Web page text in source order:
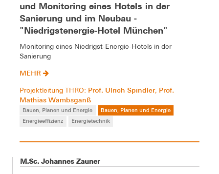
und Monitoring eines Hotels in der
Sanierung und im Neubau -
"Niedrigstenergie-Hotel München"
Monitoring eines Niedrigst-Energie-Hotels in der
Sanierung
MEHR
Projektleitung THRO: Prof. Ulrich Spindler, Prof.
Mathias Wambsganß
Bauen, Planen und Energie
Bauen, Planen und Energie
Energieeffizienz
Energietechnik
M.Sc. Johannes Zauner